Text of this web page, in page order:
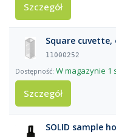
Szczegół
Square
11000252
W magazynie 1
Szczegół
SOLID sample